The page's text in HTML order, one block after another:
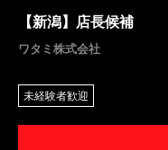
【新潟】店長候補
ワタミ株式会社
未経験者歓迎